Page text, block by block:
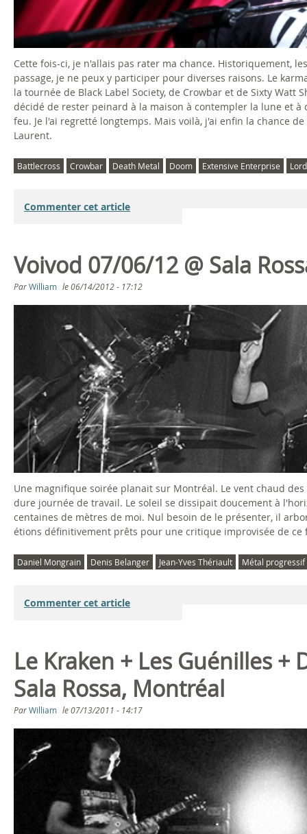
Cette fois-ci, je n'allais pas rater ma chance. Historiquement,
passage, je ne peux y participer pour diverses raisons. Le
la tournée de Black Label Society, de Crowbar et de Sixty Watt
décidé de rester peinard à la maison à contempler la lune et
feu. Je l'ai regretté longtemps. Mais voilà, j'ai enfin la chance
Laurent.
Battlecross Crowbar Death Metal Doom Extensive Enterprise
Commenter cet article
Voivod 07/06/12 @ Sala
ParWilliam le06/14/2012 - 17:12
Une magnifique soirée planait sur Montréal. Le vent chaud
dure journée de travail. Le soleil se dissipait doucement à
centaines de mètres de moi. Nul besoin de le présenter, il
étions définitivement prêts pour une critique improvisée de ce
Daniel Mongrain Denis Belanger Jean-Yves Thériault Métal progressif
Commenter cet article
Le Kraken + Les Guénilles +
Sala Rossa, Montréal
ParWilliam le07/13/2011 - 14:17